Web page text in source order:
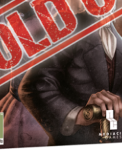
Carrito
Nuestras redes: